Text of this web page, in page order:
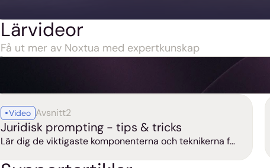
Lärvideor
Få ut mer av Noxtua med expertkunskap
Video Avsnitt2
Juridisk prompting - tips & tricks
Lär dig de viktigaste komponenterna och teknikerna för